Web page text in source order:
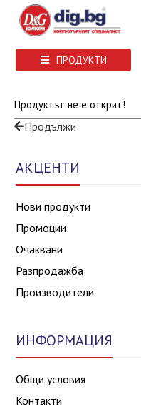
ПРОДУКТИ
Продуктът не е открит!
Продължи
АКЦЕНТИ
Нови продукти
Промоции
Очаквани
Разпродажба
Производители
ИНФОРМАЦИЯ
Общи условия
Контакти